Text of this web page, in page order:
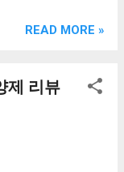
니다. 고혈압을
방법에 대해 알아
방에는 나트륨 섭
서 부모님과 같은
효과적인 영양제
를 사용하여 만
READ MORE »
제 리뷰